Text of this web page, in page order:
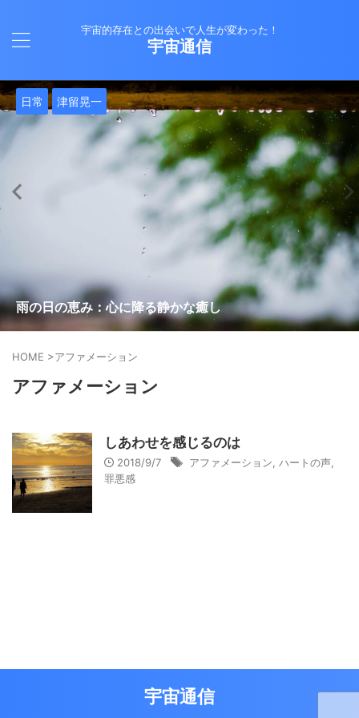
宇宙的存在との出会いで人生が変わった！
宇宙通信
日常 津留晃一
雨の日の恵み：心に降る静かな癒し
バシャール 日常 津留晃一
就職は人生の終着駅じゃない！自分らしい道を見つける方
法
Healy 日常
ヒーリーを買うべきか迷っているあなたへ。実際に使って
みた感想と注意点
バシャール 日常
エネルギーの法則 〜最近どハマりしていました〜
日常
現実を変える
日常
今、ここにいること
Healy 日常 津留晃一
もしかしてだけどHealy（量子波動調整器）のせいなの？
日常
iPad 第10世代買いました
Healy 日常
久し振りにHealy（ヒーリー）量子波動調整器について
日常
大谷さんの通訳、水原さんの解雇に思う
HOME >アファメーション
アファメーション
しあわせを感じるのは
2018/9/7 アファメーション ハートの声
罪悪感
宇宙通信